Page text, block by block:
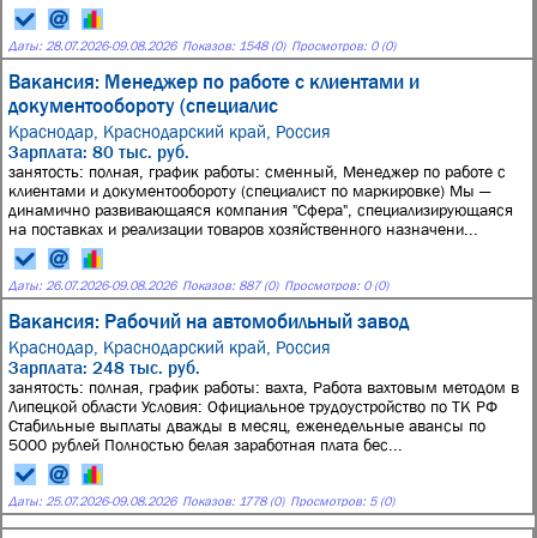
Даты: 28.07.2026-09.08.2026 Показов: 1548 (0) Просмотров: 0 (0)
Вакансия: Менеджер по работе с клиентами и
документообороту (специалис
Краснодар, Краснодарский край, Россия
Зарплата: 80 тыс. руб.
занятость: полная, график работы: сменный, Менеджер по работе с
клиентами и документообороту (специалист по маркировке) Мы —
динамично развивающаяся компания "Сфера", специализирующаяся
на поставках и реализации товаров хозяйственного назначени...
Даты: 26.07.2026-09.08.2026 Показов: 887 (0) Просмотров: 0 (0)
Вакансия: Рабочий на автомобильный завод
Краснодар, Краснодарский край, Россия
Зарплата: 248 тыс. руб.
занятость: полная, график работы: вахта, Работа вахтовым методом в
Липецкой области Условия: Официальное трудоустройство по ТК РФ
Стабильные выплаты дважды в месяц, еженедельные авансы по
5000 рублей Полностью белая заработная плата бес...
Даты: 25.07.2026-09.08.2026 Показов: 1778 (0) Просмотров: 5 (0)